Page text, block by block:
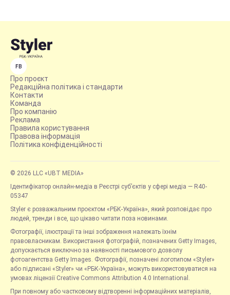
FB
Про проєкт
Редакційна політика і стандарти
Контакти
Команда
Про компанію
Реклама
Правила користування
Правова інформація
Політика конфіденційності
© 2026 LLC «UBT MEDIA»
Ідентифікатор онлайн-медіа в Реєстрі суб’єктів у сфері медіа — R40-
05347
Styler є розважальним проєктом «РБК-Україна», який розповідає про
людей, тренди і все, що цікаво читати поза новинами.
Фотографії, ілюстрації та інші зображення належать їхнім
правовласникам. Використання фотографій, позначених Getty Images,
допускається виключно за наявності письмового дозволу
фотоагентства Getty Images. Фотографії, позначені логотипом «Styler»
або підписані «Styler» чи «РБК-Україна», можуть використовуватися на
умовах ліцензії Creative Commons Attribution 4.0 International.
При повному або частковому відтворенні інформаційних матеріалів,